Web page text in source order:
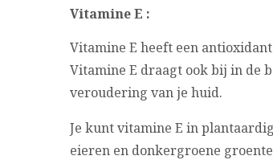
Vitamine E :
Vitamine E heeft een
Vitamine E draagt ook bij in de
veroudering van je huid.
Je kunt vitamine E in
eieren en donkergroene